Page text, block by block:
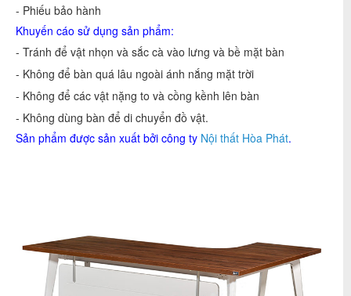
- Phiếu bảo hành
Khuyến cáo sử dụng sản phẩm:
- Tránh để vật nhọn và sắc cà vào lưng và bề mặt bàn
- Không để bàn quá lâu ngoài ánh nắng mặt trời
- Không để các vật nặng to và cồng kềnh lên bàn
- Không dùng bàn để di chuyển đồ vật.
Sản phẩm được sản xuất bởi công ty Nội thất Hòa Phát.